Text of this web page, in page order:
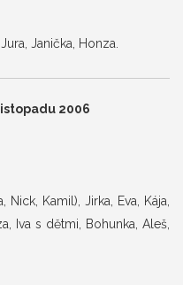
Janička, Honza.
2006
Kamil), Jirka, Eva, Kája,
Iva s dětmi, Bohunka, Aleš,